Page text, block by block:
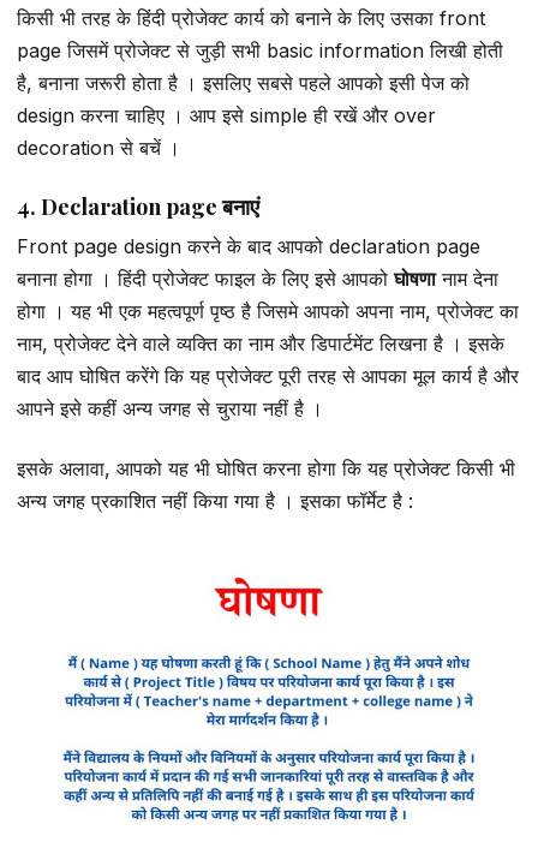
किसी भी तरह के हिंदी प्रोजेक्ट कार्य को बनाने के लिए उसका front
page जिसमें प्रोजेक्ट से जुड़ी सभी basic information लिखी होती
है, बनाना जरूरी होता है । इसलिए सबसे पहले आपको इसी पेज को
design करना चाहिए । आप इसे simple ही रखें और over
decoration से बचें ।
4. Declaration page बनाएं
Front page design करने के बाद आपको declaration page
बनाना होगा । हिंदी प्रोजेक्ट फाइल के लिए इसे आपकोघोषणानाम देना
होगा । यह भी एक महत्वपूर्ण पृष्ठ है जिसमे आपको अपना नाम, प्रोजेक्ट का
नाम, प्रोजेक्ट देने वाले व्यक्ति का नाम और डिपार्टमेंट लिखना है । इसके
बाद आप घोषित करेंगे कि यह प्रोजेक्ट पूरी तरह से आपका मूल कार्य है और
आपने इसे कहीं अन्य जगह से चुराया नहीं है ।
इसके अलावा, आपको यह भी घोषित करना होगा कि यह प्रोजेक्ट किसी भी
अन्य जगह प्रकाशित नहीं किया गया है । इसका फॉर्मेट है :